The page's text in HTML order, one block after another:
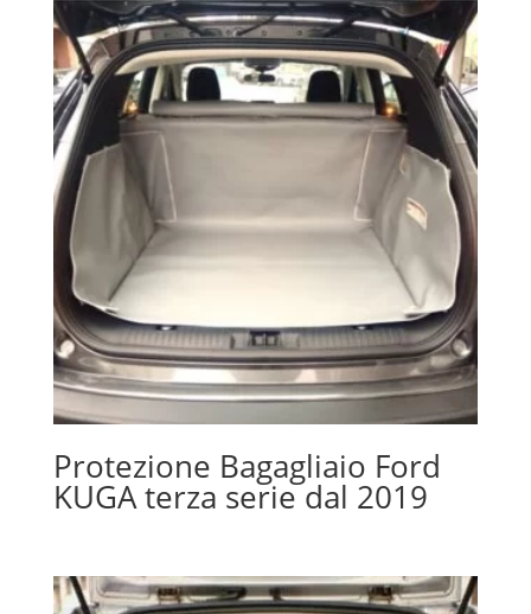
Protezione Bagagliaio Ford
KUGA terza serie dal 2019